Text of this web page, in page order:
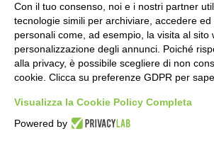
Nidi comunali: dalla
di euro per ampliare
a parità di tariffa
1 giorno fa
collegamenti verso la
1 giorno fa
Con il tuo consenso, noi e i nostri partner
tecnologie simili per archiviare, accedere
personali come, ad esempio, la visita al sito
personalizzazione degli annunci. Poiché
alla privacy, è possibile scegliere di non
cookie. Clicca su preferenze GDPR per
Visualizza la Cookie Policy Completa
Powered by